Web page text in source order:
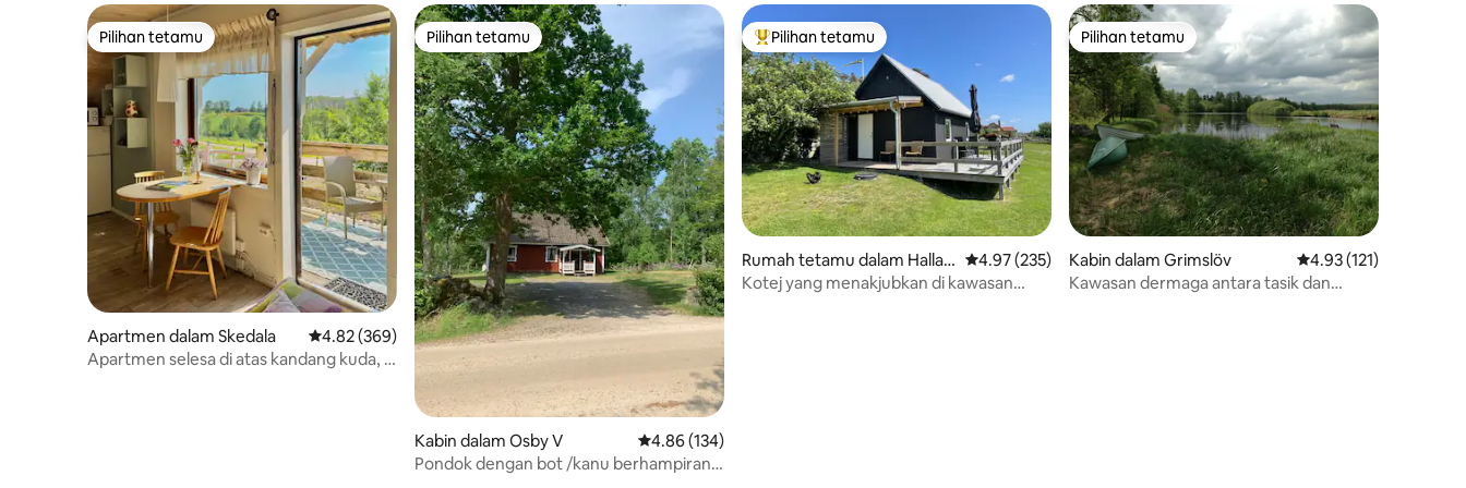
Pilihan tetamu
Pilihan tetamu
Apartmen dalam Skedala Penarafan purata 4.82 daripada 5, 369 ulasan
4.82 (369)
Apartmen selesa di atas kandang kuda, di
Pilihan tetamu
Pilihan tetamu
Kabin dalam Osby V Penarafan purata 4.86 daripada 5, 134 ulasan
4.86 (134)
Pondok dengan bot /kanu berhampiran
Pilihan utama tetamu
Pilihan tetamu
Rumah tetamu dalam Hallan
ds län, SE
Penarafan purata 4.97 daripada 5, 235 ulasan
4.97 (235)
Kotej yang menakjubkan di kawasan
Pilihan tetamu
Pilihan tetamu
Kabin dalam Grimslöv Penarafan purata 4.93
4.93 (121)
Kawasan dermaga antara tasik dan